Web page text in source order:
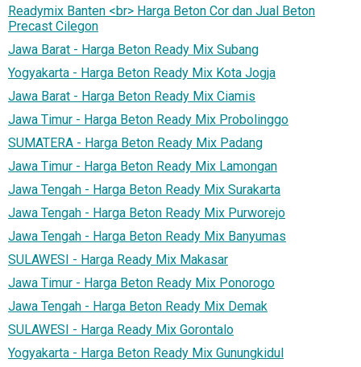
Readymix Banten <br> Harga Beton Cor dan Jual Beton
Precast Cilegon
Jawa Barat - Harga Beton Ready Mix Subang
Yogyakarta - Harga Beton Ready Mix Kota Jogja
Jawa Barat - Harga Beton Ready Mix Ciamis
Jawa Timur - Harga Beton Ready Mix Probolinggo
SUMATERA - Harga Beton Ready Mix Padang
Jawa Timur - Harga Beton Ready Mix Lamongan
Jawa Tengah - Harga Beton Ready Mix Surakarta
Jawa Tengah - Harga Beton Ready Mix Purworejo
Jawa Tengah - Harga Beton Ready Mix Banyumas
SULAWESI - Harga Ready Mix Makasar
Jawa Timur - Harga Beton Ready Mix Ponorogo
Jawa Tengah - Harga Beton Ready Mix Demak
SULAWESI - Harga Ready Mix Gorontalo
Yogyakarta - Harga Beton Ready Mix Gunungkidul